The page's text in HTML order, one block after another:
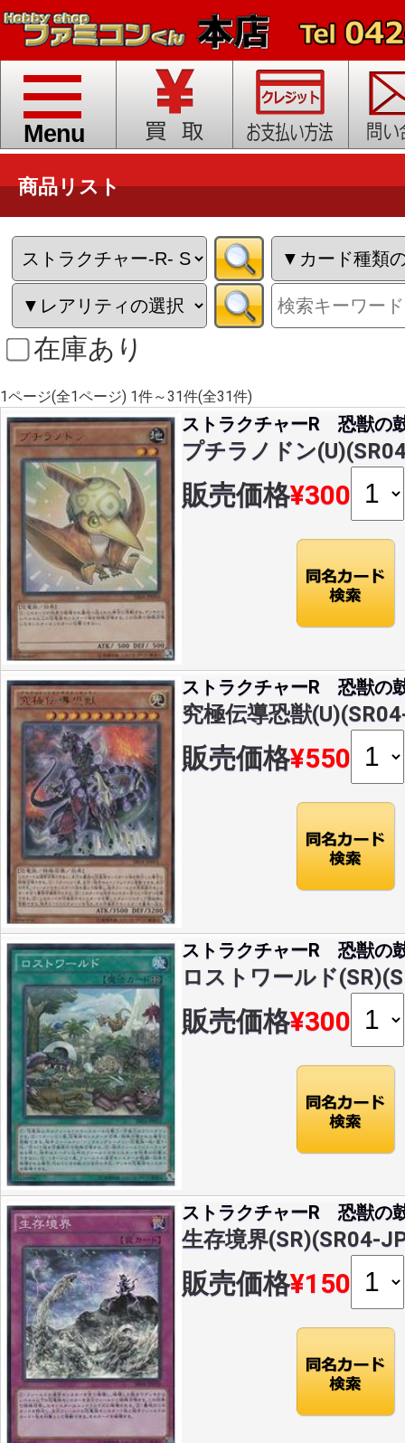
toggle
navigation
Menu
商品リスト
在庫あり
1ページ(全1ページ) 1件～31件(全31件)
ストラクチャーR 恐獣の
プチラノドン
販売価格¥300
ストラクチャーR 恐獣の
究極伝導恐獣
販売価格¥550
ストラクチャーR 恐獣の
ロストワールド
販売価格¥300
ストラクチャーR 恐獣の
生存境界(SR)(SR04-
販売価格¥150